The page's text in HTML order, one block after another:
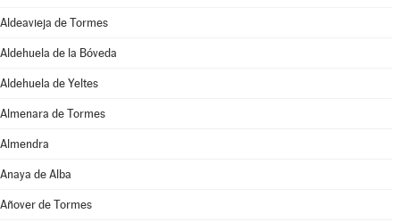
Aldeavieja de Tormes
Aldehuela de la Bóveda
Aldehuela de Yeltes
Almenara de Tormes
Almendra
Anaya de Alba
Añover de Tormes